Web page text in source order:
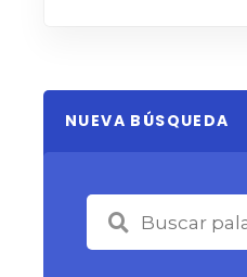
NUEVA BÚSQUEDA